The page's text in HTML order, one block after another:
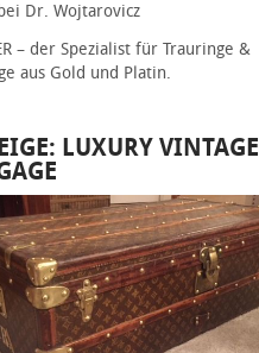
Dr. Wojtarovicz
– der Spezialist für Trauringe &
aus Gold und Platin.
LUXURY VINTAGE